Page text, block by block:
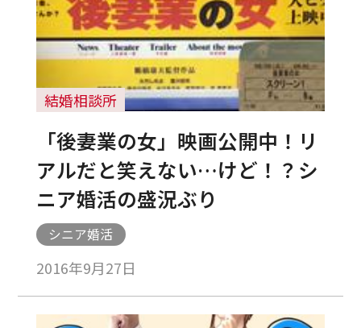
結婚相談所
「後妻業の女」映画公開中！リ
アルだと笑えない…けど！？シ
ニア婚活の盛況ぶり
シニア婚活
2016年9月27日